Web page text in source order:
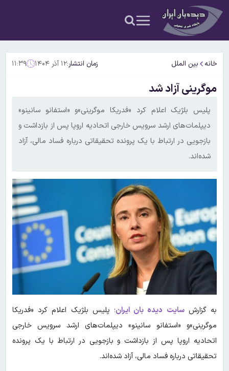
خانه بین الملل زمان انتشار:۱۲ آذر ۱۴۰۴ ۱۱:۳۹
موگرینی آزاد شد
پلیس بلژیک اعلام کرد «فدریکا موگرینی»و «استفانو سانینو»
دیپلمات‌های ارشد سرویس خارجی اتحادیه اروپا پس از بازداشت و
بازجویی در ارتباط با یک پرونده تحقیقاتی درباره فساد مالی، آزاد
شده‌اند.
به گزارشسایت دیده بان ایران؛ پلیس بلژیک اعلام کرد «فدریکا
موگرینی»و «استفانو سانینو» دیپلمات‌های ارشد سرویس خارجی
اتحادیه اروپا پس از بازداشت و بازجویی در ارتباط با یک پرونده
تحقیقاتی درباره فساد مالی، آزاد شده‌اند.